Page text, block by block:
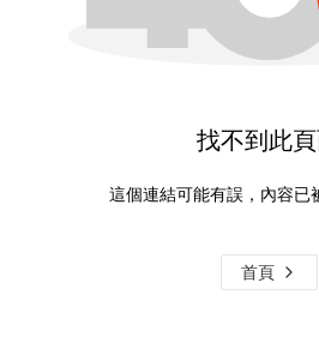
找不到此
這個連結可能有誤，內容已
首頁